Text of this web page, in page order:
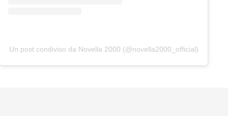
Un post condiviso da Novella 2000 (@novella2000_official)